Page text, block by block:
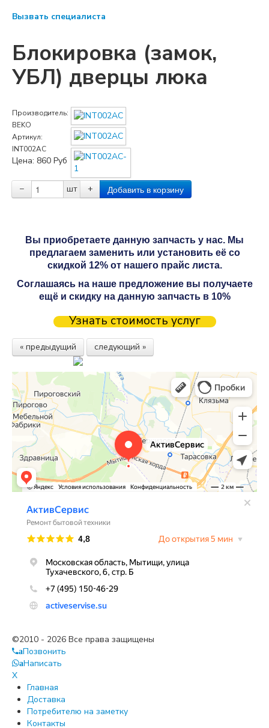
Вызвать специалиста
Блокировка (замок,
УБЛ) дверцы люка
Производитель:
BEKO
Артикул:
INT002AC
Цена: 860 Руб
− шт +
Вы приобретаете данную запчасть у нас. Мы
предлагаем заменить или установить её со
скидкой 12% от нашего прайс листа.
Соглашаясь на наше предложение вы получаете
ещё и скидку на данную запчасть в 10%
Узнать стоимость услуг
« предыдущий следующий »
©2010 - 2026 Все права защищены
aПозвонить
aНаписать
X
Главная
Доставка
Потребителю на заметку
Контакты